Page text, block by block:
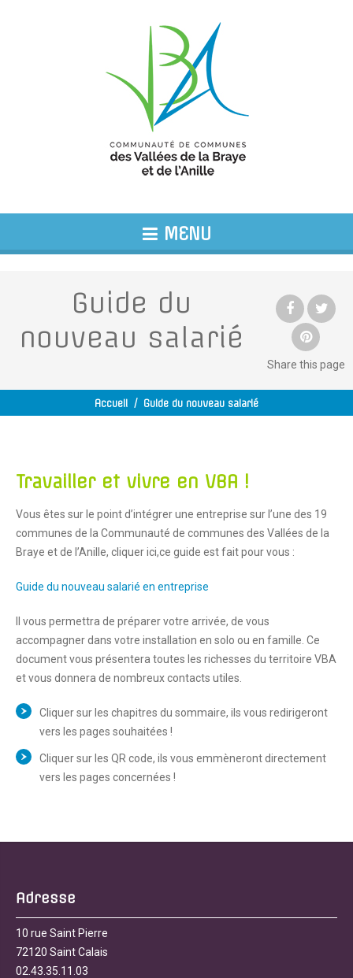
MENU
Guide du
nouveau salarié
Share this page
Accueil / Guide du nouveau salarié
Travailler et vivre en VBA !
Vous êtes sur le point d’intégrer une entreprise sur l’une des 19
communes de la Communauté de communes des Vallées de la
Braye et de l’Anille, cliquer ici,ce guide est fait pour vous :
Guide du nouveau salarié en entreprise
Il vous permettra de préparer votre arrivée, de vous
accompagner dans votre installation en solo ou en famille. Ce
document vous présentera toutes les richesses du territoire VBA
et vous donnera de nombreux contacts utiles.
Cliquer sur les chapitres du sommaire, ils vous redirigeront
vers les pages souhaitées !
Cliquer sur les QR code, ils vous emmèneront directement
vers les pages concernées !
Adresse
10 rue Saint Pierre
72120 Saint Calais
02.43.35.11.03